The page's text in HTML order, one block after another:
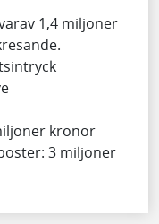
1,4 miljoner
kronor
3 miljoner